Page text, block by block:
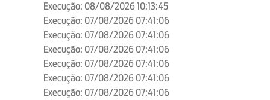
Execução: 08/08/2026 10:13:45
Execução: 07/08/2026 07:41:06
Execução: 07/08/2026 07:41:06
Execução: 07/08/2026 07:41:06
Execução: 07/08/2026 07:41:06
Execução: 07/08/2026 07:41:06
Execução: 07/08/2026 07:41:06